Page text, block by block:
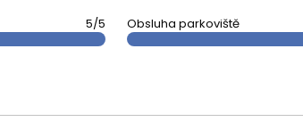
5/5 Obsluha parkoviště